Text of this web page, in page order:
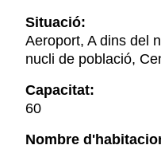
Situació:
Aeroport, A dins del
nucli de població,
Capacitat:
60
Nombre